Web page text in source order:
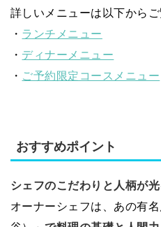
詳しいメニューは以下からご
・ ランチメニュー
・ ディナーメニュー
・ ご予約限定コースメニュー
おすすめポイント
シェフのこだわりと人柄が光
オーナーシェフは、あの有